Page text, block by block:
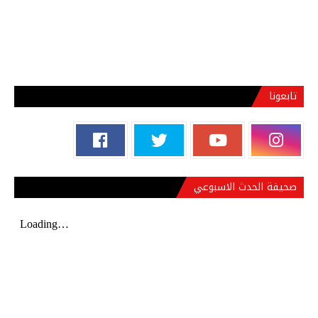
تابعونا
صحيفة الحدث الاسبوعي